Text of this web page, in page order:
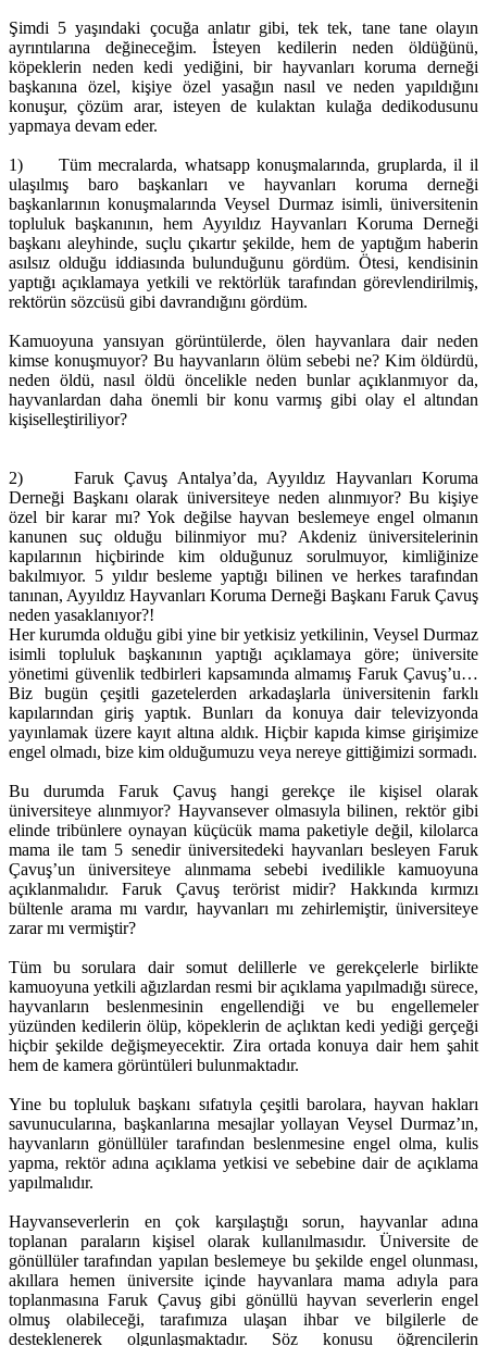
Şimdi 5 yaşındaki çocuğa anlatır gibi, tek tek, tane tane olayın
ayrıntılarına değineceğim. İsteyen kedilerin neden öldüğünü,
köpeklerin neden kedi yediğini, bir hayvanları koruma derneği
başkanına özel, kişiye özel yasağın nasıl ve neden yapıldığını
konuşur, çözüm arar, isteyen de kulaktan kulağa dedikodusunu
yapmaya devam eder.
1) Tüm mecralarda, whatsapp konuşmalarında, gruplarda, il il
ulaşılmış baro başkanları ve hayvanları koruma derneği
başkanlarının konuşmalarında Veysel Durmaz isimli, üniversitenin
topluluk başkanının, hem Ayyıldız Hayvanları Koruma Derneği
başkanı aleyhinde, suçlu çıkartır şekilde, hem de yaptığım haberin
asılsız olduğu iddiasında bulunduğunu gördüm. Ötesi, kendisinin
yaptığı açıklamaya yetkili ve rektörlük tarafından görevlendirilmiş,
rektörün sözcüsü gibi davrandığını gördüm.
Kamuoyuna yansıyan görüntülerde, ölen hayvanlara dair neden
kimse konuşmuyor? Bu hayvanların ölüm sebebi ne? Kim öldürdü,
neden öldü, nasıl öldü öncelikle neden bunlar açıklanmıyor da,
hayvanlardan daha önemli bir konu varmış gibi olay el altından
kişiselleştiriliyor?
2) Faruk Çavuş Antalya’da, Ayyıldız Hayvanları Koruma
Derneği Başkanı olarak üniversiteye neden alınmıyor? Bu kişiye
özel bir karar mı? Yok değilse hayvan beslemeye engel olmanın
kanunen suç olduğu bilinmiyor mu? Akdeniz üniversitelerinin
kapılarının hiçbirinde kim olduğunuz sorulmuyor, kimliğinize
bakılmıyor. 5 yıldır besleme yaptığı bilinen ve herkes tarafından
tanınan, Ayyıldız Hayvanları Koruma Derneği Başkanı Faruk Çavuş
neden yasaklanıyor?!
Her kurumda olduğu gibi yine bir yetkisiz yetkilinin, Veysel Durmaz
isimli topluluk başkanının yaptığı açıklamaya göre; üniversite
yönetimi güvenlik tedbirleri kapsamında almamış Faruk Çavuş’u…
Biz bugün çeşitli gazetelerden arkadaşlarla üniversitenin farklı
kapılarından giriş yaptık. Bunları da konuya dair televizyonda
yayınlamak üzere kayıt altına aldık. Hiçbir kapıda kimse girişimize
engel olmadı, bize kim olduğumuzu veya nereye gittiğimizi sormadı.
Bu durumda Faruk Çavuş hangi gerekçe ile kişisel olarak
üniversiteye alınmıyor? Hayvansever olmasıyla bilinen, rektör gibi
elinde tribünlere oynayan küçücük mama paketiyle değil, kilolarca
mama ile tam 5 senedir üniversitedeki hayvanları besleyen Faruk
Çavuş’un üniversiteye alınmama sebebi ivedilikle kamuoyuna
açıklanmalıdır. Faruk Çavuş terörist midir? Hakkında kırmızı
bültenle arama mı vardır, hayvanları mı zehirlemiştir, üniversiteye
zarar mı vermiştir?
Tüm bu sorulara dair somut delillerle ve gerekçelerle birlikte
kamuoyuna yetkili ağızlardan resmi bir açıklama yapılmadığı sürece,
hayvanların beslenmesinin engellendiği ve bu engellemeler
yüzünden kedilerin ölüp, köpeklerin de açlıktan kedi yediği gerçeği
hiçbir şekilde değişmeyecektir. Zira ortada konuya dair hem şahit
hem de kamera görüntüleri bulunmaktadır.
Yine bu topluluk başkanı sıfatıyla çeşitli barolara, hayvan hakları
savunucularına, başkanlarına mesajlar yollayan Veysel Durmaz’ın,
hayvanların gönüllüler tarafından beslenmesine engel olma, kulis
yapma, rektör adına açıklama yetkisi ve sebebine dair de açıklama
yapılmalıdır.
Hayvanseverlerin en çok karşılaştığı sorun, hayvanlar adına
toplanan paraların kişisel olarak kullanılmasıdır. Üniversite de
gönüllüler tarafından yapılan beslemeye bu şekilde engel olunması,
akıllara hemen üniversite içinde hayvanlara mama adıyla para
toplanmasına Faruk Çavuş gibi gönüllü hayvan severlerin engel
olmuş olabileceği, tarafımıza ulaşan ihbar ve bilgilerle de
desteklenerek olgunlaşmaktadır. Söz konusu öğrencilerin